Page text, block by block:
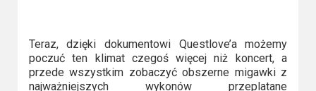
Teraz, dzięki dokumentowi Questlove’a możemy
poczuć ten klimat czegoś więcej niż koncert, a
przede wszystkim zobaczyć obszerne migawki z
najważniejszych wykonów przeplatane